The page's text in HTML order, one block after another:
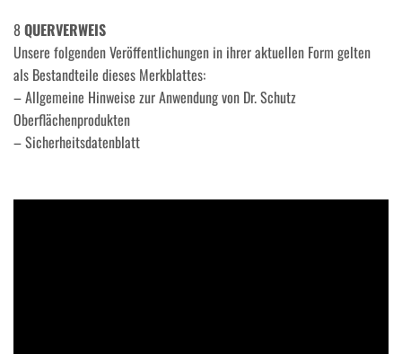
8QUERVERWEIS
Unsere folgenden Veröffentlichungen in ihrer aktuellen Form gelten
als Bestandteile dieses Merkblattes:
– Allgemeine Hinweise zur Anwendung von Dr. Schutz
Oberflächenprodukten
– Sicherheitsdatenblatt